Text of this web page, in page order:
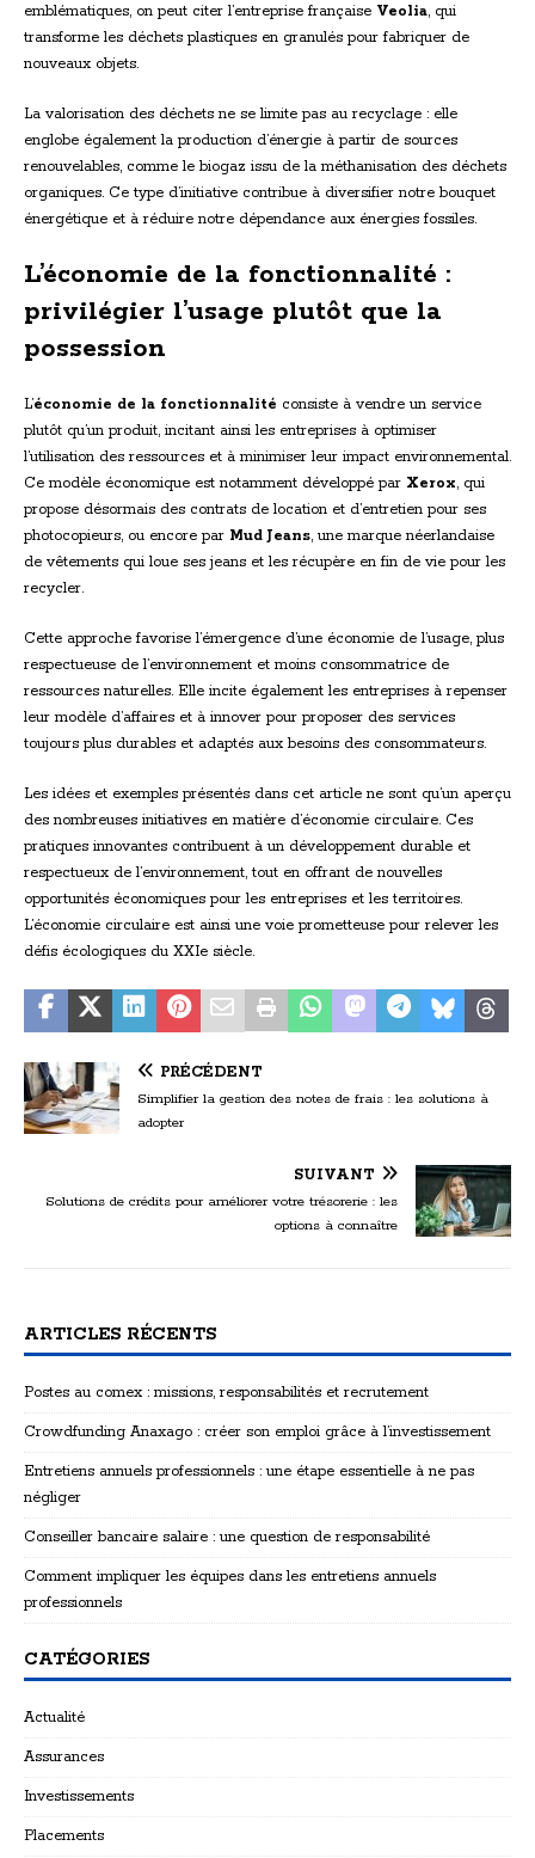
emblématiques, on peut citer l’entreprise française Veolia, qui
transforme les déchets plastiques en granulés pour fabriquer de
nouveaux objets.
La valorisation des déchets ne se limite pas au recyclage : elle
englobe également la production d’énergie à partir de sources
renouvelables, comme le biogaz issu de la méthanisation des déchets
organiques. Ce type d’initiative contribue à diversifier notre bouquet
énergétique et à réduire notre dépendance aux énergies fossiles.
L’économie de la fonctionnalité :
privilégier l’usage plutôt que la
possession
L’économie de la fonctionnalité consiste à vendre un service
plutôt qu’un produit, incitant ainsi les entreprises à optimiser
l’utilisation des ressources et à minimiser leur impact environnemental.
Ce modèle économique est notamment développé par Xerox, qui
propose désormais des contrats de location et d’entretien pour ses
photocopieurs, ou encore par Mud Jeans, une marque néerlandaise
de vêtements qui loue ses jeans et les récupère en fin de vie pour les
recycler.
Cette approche favorise l’émergence d’une économie de l’usage, plus
respectueuse de l’environnement et moins consommatrice de
ressources naturelles. Elle incite également les entreprises à repenser
leur modèle d’affaires et à innover pour proposer des services
toujours plus durables et adaptés aux besoins des consommateurs.
Les idées et exemples présentés dans cet article ne sont qu’un aperçu
des nombreuses initiatives en matière d’économie circulaire. Ces
pratiques innovantes contribuent à un développement durable et
respectueux de l’environnement, tout en offrant de nouvelles
opportunités économiques pour les entreprises et les territoires.
L’économie circulaire est ainsi une voie prometteuse pour relever les
défis écologiques du XXIe siècle.
PRÉCÉDENT
Simplifier la gestion des notes de frais : les solutions à
adopter
SUIVANT
Solutions de crédits pour améliorer votre trésorerie : les
options à connaître
ARTICLES RÉCENTS
Postes au comex : missions, responsabilités et recrutement
Crowdfunding Anaxago : créer son emploi grâce à l’investissement
Entretiens annuels professionnels : une étape essentielle à ne pas
négliger
Conseiller bancaire salaire : une question de responsabilité
Comment impliquer les équipes dans les entretiens annuels
professionnels
CATÉGORIES
Actualité
Assurances
Investissements
Placements